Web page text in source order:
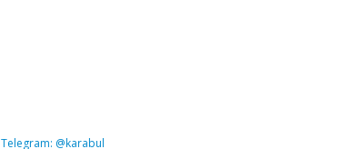
Telegram: @karabul